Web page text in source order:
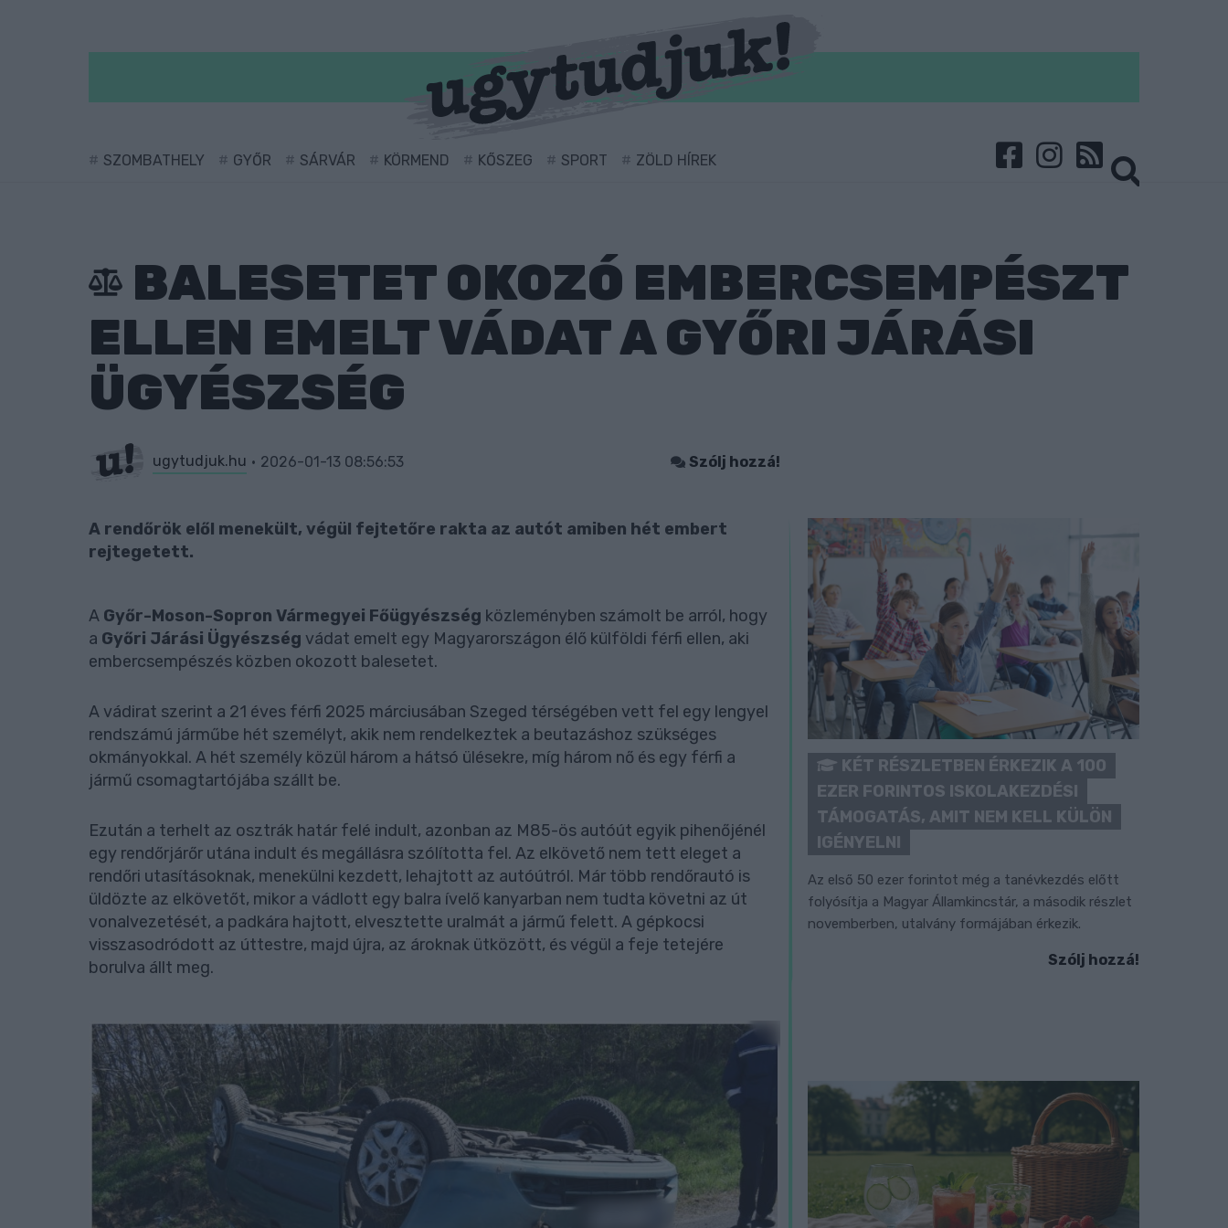
SZOMBATHELY GYŐR SÁRVÁR KÖRMEND KŐSZEG SPORT ZÖLD HÍREK
BALESETET OKOZÓ EMBERCSEMPÉSZT
ELLEN EMELT VÁDAT A GYŐRI JÁRÁSI
ÜGYÉSZSÉG
ugytudjuk.hu 2026-01-13 08:56:53 Szólj hozzá!
A rendőrök elől menekült, végül fejtetőre rakta az autót amiben hét embert
rejtegetett.
A Győr-Moson-Sopron Vármegyei Főügyészség közleményben számolt be arról, hogy
a Győri Járási Ügyészség vádat emelt egy Magyarországon élő külföldi férfi ellen, aki
embercsempészés közben okozott balesetet.
A vádirat szerint a 21 éves férfi 2025 márciusában Szeged térségében vett fel egy lengyel
rendszámú járműbe hét személyt, akik nem rendelkeztek a beutazáshoz szükséges
okmányokkal. A hét személy közül három a hátsó ülésekre, míg három nő és egy férfi a
jármű csomagtartójába szállt be.
Ezután a terhelt az osztrák határ felé indult, azonban az M85-ös autóút egyik pihenőjénél
egy rendőrjárőr utána indult és megállásra szólította fel. Az elkövető nem tett eleget a
rendőri utasításoknak, menekülni kezdett, lehajtott az autóútról. Már több rendőrautó is
üldözte az elkövetőt, mikor a vádlott egy balra ívelő kanyarban nem tudta követni az út
vonalvezetését, a padkára hajtott, elvesztette uralmát a jármű felett. A gépkocsi
visszasodródott az úttestre, majd újra, az ároknak ütközött, és végül a feje tetejére
borulva állt meg.
KÉT RÉSZLETBEN ÉRKEZIK A 100
EZER FORINTOS ISKOLAKEZDÉSI
TÁMOGATÁS, AMIT NEM KELL KÜLÖN
IGÉNYELNI
Az első 50 ezer forintot még a tanévkezdés előtt
folyósítja a Magyar Államkincstár, a második részlet
novemberben, utalvány formájában érkezik.
Szólj hozzá!